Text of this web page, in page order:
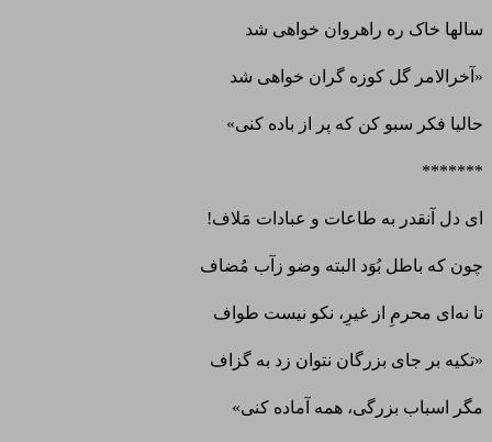
سالها خاک ره راهروان خواهی شد
«آخرالامر گل کوزه گران خواهی شد
حالیا فکر سبو کن که پر از باده کنی»
*******
ای دل آنقدر به طاعات و عبادات مَلاف!
چون که باطل بُوَد البته وضو زآب مُضاف
تا نه‌ای محرمِ از غیرِ، نکو نیست طواف
«تکیه بر جای بزرگان نتوان زد به گزاف
مگر اسباب بزرگی، همه آماده کنی»